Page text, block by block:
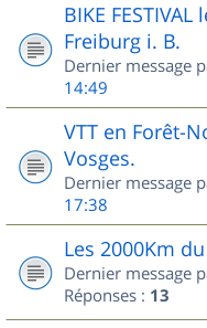
BIKE
Freiburg i. B.
Dernier message
14:49
VTT en Forêt-
Vosges.
Dernier message
17:38
Les 2000Km
Dernier message
Réponses : 13